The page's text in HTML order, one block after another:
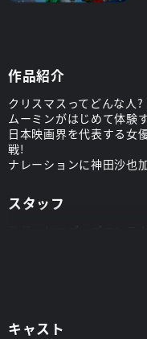
作品紹介
クリスマスってどんな人?
ムーミンがはじめて体験
日本映画界を代表する女
戦!
ナレーションに神田沙也
スタッフ
キャスト